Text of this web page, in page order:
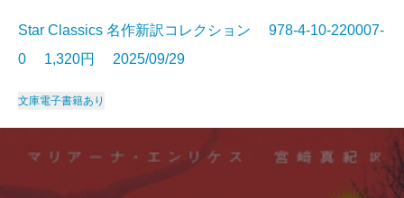
Star Classics 名作新訳コレクション 978-4-10-220007-
0 1,320円 2025/09/29
文庫電子書籍あり